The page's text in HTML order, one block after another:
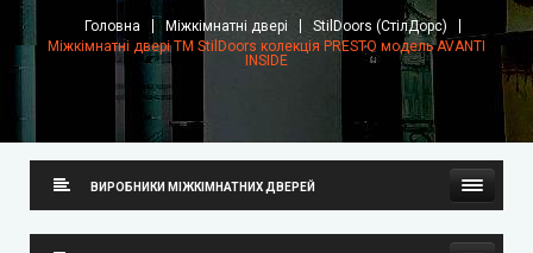
Головна Міжкімнатні двері
StilDoors (СтілДорс)
Міжкімнатні двері ТМ StilDoors колекція PRESTO модель AVANTI
INSIDE
ВИРОБНИКИ МІЖКІМНАТНИХ ДВЕРЕЙ
Neman (Неман)